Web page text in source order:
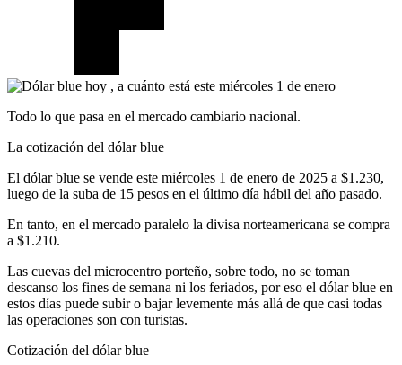
Todo lo que pasa en el mercado cambiario nacional.
La cotización del dólar blue
El dólar blue se vende este miércoles 1 de enero de 2025 a $1.230,
luego de la suba de 15 pesos en el último día hábil del año pasado.
En tanto, en el mercado paralelo la divisa norteamericana se compra
a $1.210.
Las cuevas del microcentro porteño, sobre todo, no se toman
descanso los fines de semana ni los feriados, por eso el dólar blue en
estos días puede subir o bajar levemente más allá de que casi todas
las operaciones son con turistas.
Cotización del dólar blue